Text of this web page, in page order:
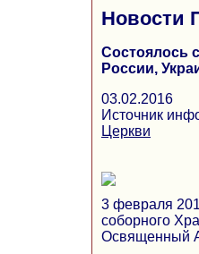
Новости
Состоялось
России,
03.02.2016
Источник
Церкви
3 февраля
соборного
Освященный